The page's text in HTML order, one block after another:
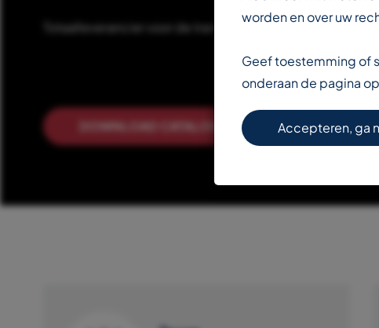
Totaalleverancier voor de transportbandenindustrie
DOWNLOAD CATALOGUS LEES
worden en over uw
Geef toestemming of
onderaan de pagina op
Accepteren, ga